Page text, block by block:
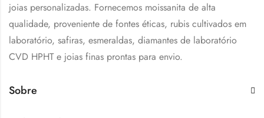
joias personalizadas. Fornecemos moissanita de alta
qualidade, proveniente de fontes éticas, rubis cultivados em
laboratório, safiras, esmeraldas, diamantes de laboratório
CVD HPHT e joias finas prontas para envio.
Sobre